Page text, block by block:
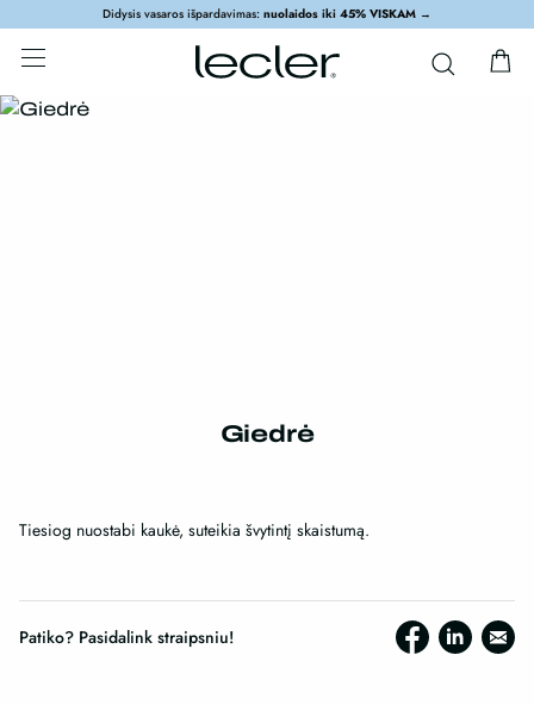
Didysis vasaros išpardavimas: nuolaidos iki 45% VISKAM →
Giedrė
Tiesiog nuostabi kaukė, suteikia švytintį skaistumą.
Patiko? Pasidalink straipsniu!